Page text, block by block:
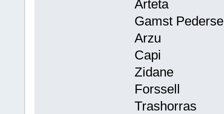
Arteta
Gamst
Arzu
Capi
Zidane
Forssell
Trashorras